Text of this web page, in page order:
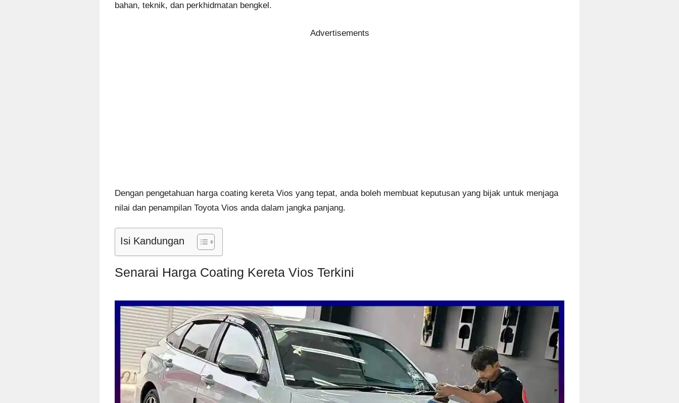
bahan, teknik, dan perkhidmatan bengkel.
Advertisements
Dengan pengetahuan harga coating kereta Vios yang tepat, anda boleh membuat keputusan yang bijak untuk menjaga
nilai dan penampilan Toyota Vios anda dalam jangka panjang.
Isi Kandungan
Senarai Harga Coating Kereta Vios Terkini